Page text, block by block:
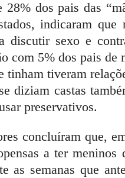
28% dos pais das
indicaram que
discutir sexo e
com 5% dos pais de
tinham tiveram
diziam castas
preservativos.
concluíram que,
a ter meninos
as semanas que